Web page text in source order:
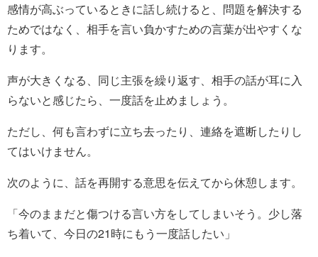
感情が高ぶっているときに話し続けると、問題を解決する
ためではなく、相手を言い負かすための言葉が出やすくな
ります。
声が大きくなる、同じ主張を繰り返す、相手の話が耳に入
らないと感じたら、一度話を止めましょう。
ただし、何も言わずに立ち去ったり、連絡を遮断したりし
てはいけません。
次のように、話を再開する意思を伝えてから休憩します。
「今のままだと傷つける言い方をしてしまいそう。少し落
ち着いて、今日の21時にもう一度話したい」